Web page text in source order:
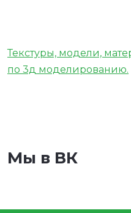
Текстуры, модели,
по 3д моделированию.
Мы в ВК